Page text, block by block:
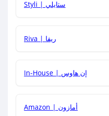
خصم مع العروض الأخرى؟
Styli | ستايلي
Riva | ريفا
In-House | إن هاوس
Amazon | أمازون